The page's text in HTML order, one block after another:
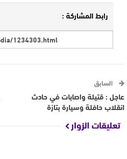
رابط المشاركة :
السابق
عاجل : قتيلة واصابات في حادث
انقلاب حافلة وسيارة بتازة
تعليقات الزوار